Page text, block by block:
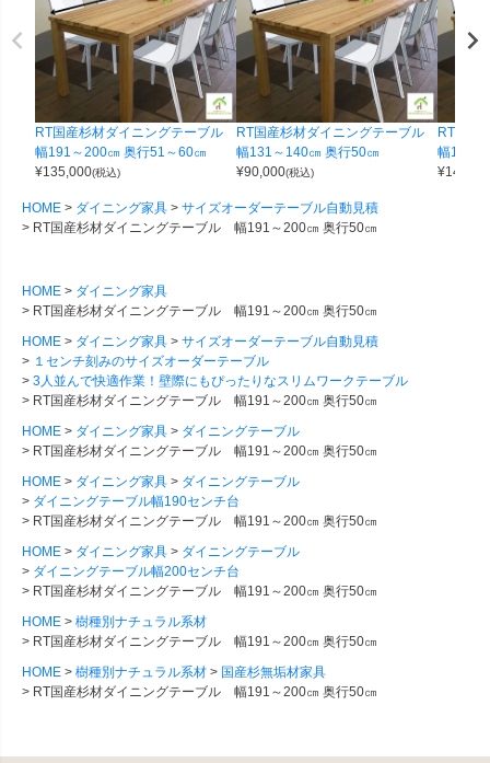
RT国産杉材ダイニングテーブル
幅191～200㎝ 奥行51～60㎝
¥135,000(税込)
RT国産杉材ダイニングテーブル
幅131～140㎝ 奥行50㎝
¥90,000(税込)
RT国産
幅191～
¥
HOME ダイニング家具
サイズオーダーテーブル自動見積
RT国産杉材ダイニングテーブル 幅191～200㎝ 奥行50㎝
HOME
ダイニング家具
RT国産杉材ダイニングテーブル 幅191～200㎝ 奥行50㎝
HOME
ダイニング家具
サイズオーダーテーブル自動見積
１センチ刻みのサイズオーダーテーブル
3人並んで快適作業！壁際にもぴったりなスリムワークテーブル
RT国産杉材ダイニングテーブル 幅191～200㎝ 奥行50㎝
HOME
ダイニング家具
ダイニングテーブル
RT国産杉材ダイニングテーブル 幅191～200㎝ 奥行50㎝
HOME
ダイニング家具
ダイニングテーブル
ダイニングテーブル幅190センチ台
RT国産杉材ダイニングテーブル 幅191～200㎝ 奥行50㎝
HOME
ダイニング家具
ダイニングテーブル
ダイニングテーブル幅200センチ台
RT国産杉材ダイニングテーブル 幅191～200㎝ 奥行50㎝
HOME
樹種別ナチュラル系材
RT国産杉材ダイニングテーブル 幅191～200㎝ 奥行50㎝
HOME
樹種別ナチュラル系材
国産杉無垢材家具
RT国産杉材ダイニングテーブル 幅191～200㎝ 奥行50㎝